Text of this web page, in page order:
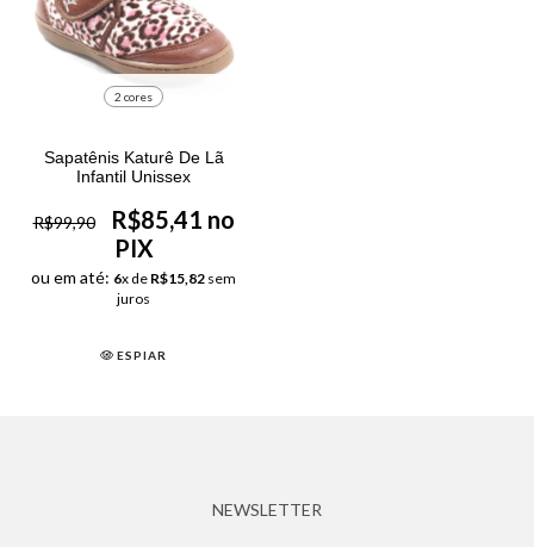
2 cores
Sapatênis Katurê De Lã
Infantil Unissex
R$99,90
R$85,41 no
PIX
ou em até: 6x de R$15,82 sem
juros
ESPIAR
NEWSLETTER